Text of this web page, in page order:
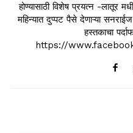
होण्यासाठी विशेष प्रयत्न -लातूर
महिन्यात दुप्पट पैसे देणाऱ्या
हस्तकाचा
https://